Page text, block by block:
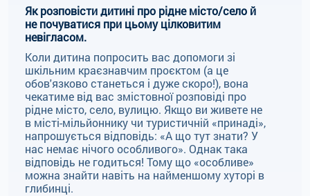
Як розповісти дитині про рідне місто/село й
не почуватися при цьому цілковитим
невігласом.
Коли дитина попросить вас допомоги зі
шкільним краєзнавчим проєктом (а це
обов'язково станеться і дуже скоро!), вона
чекатиме від вас змістовної розповіді про
рідне місто, село, вулицю. Якщо ви живете не
в місті-мільйоннику чи туристичній «принаді»,
напрошується відповідь: «А що тут знати? У
нас немає нічого особливого». Однак така
відповідь не годиться! Тому що «особливе»
можна знайти навіть на найменшому хуторі в
глибинці.